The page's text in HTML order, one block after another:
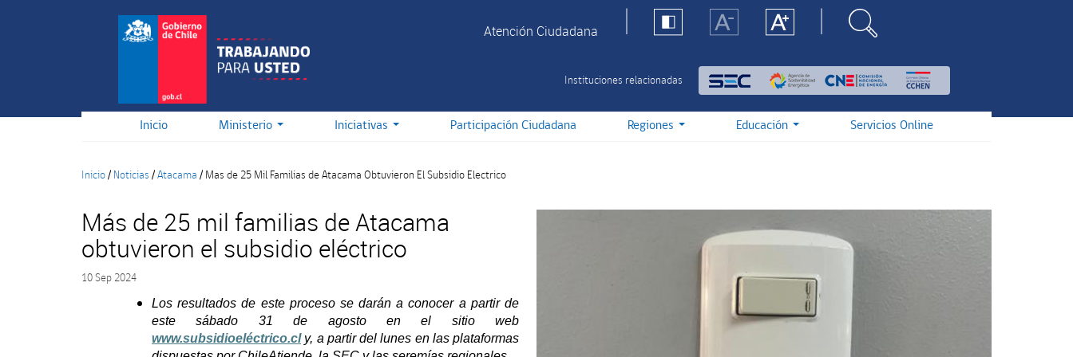
Atención Ciudadana
Instituciones relacionadas
Inicio Ministerio Iniciativas Participación Ciudadana Regiones Educación Servicios Online
Inicio/ Noticias /Atacama / Mas de 25 Mil Familias de Atacama Obtuvieron El Subsidio Electrico
Más de 25 mil familias de Atacama
obtuvieron el subsidio eléctrico
10 Sep 2024
Los resultados de este proceso se darán a conocer a partir de
este sábado 31 de agosto en el sitio web
www.subsidioeléctrico.cl y, a partir del lunes en las plataformas